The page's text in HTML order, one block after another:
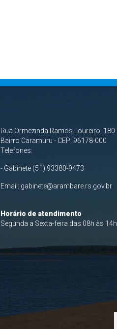
Rua Ormezinda Ramos Loureiro, 180
Bairro Caramuru - CEP: 96178-000
Telefones:
- Gabinete (51) 93380-9473
Email: gabinete@arambare.rs.gov.br
Horário de atendimento
Segunda a Sexta-feira das 08h às 14h